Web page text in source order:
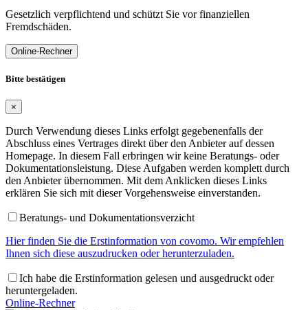
Gesetzlich verpflichtend und schützt Sie vor finanziellen
Fremdschäden.
Online-Rechner
Bitte bestätigen
×
Durch Verwendung dieses Links erfolgt gegebenenfalls der
Abschluss eines Vertrages direkt über den Anbieter auf dessen
Homepage. In diesem Fall erbringen wir keine Beratungs- oder
Dokumentationsleistung. Diese Aufgaben werden komplett durch
den Anbieter übernommen. Mit dem Anklicken dieses Links
erklären Sie sich mit dieser Vorgehensweise einverstanden.
Beratungs- und Dokumentationsverzicht
Hier finden Sie die Erstinformation von covomo. Wir empfehlen
Ihnen sich diese auszudrucken oder herunterzuladen.
Ich habe die Erstinformation gelesen und ausgedruckt oder
heruntergeladen.
Online-Rechner